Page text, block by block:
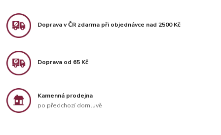
Doprava v ČR zdarma při objednávce nad 2500 Kč
Doprava od 65 Kč
Kamenná prodejna
po předchozí domluvě